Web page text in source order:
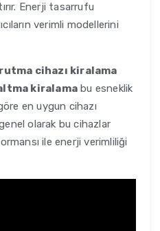
Enerji tasarrufu
verimli modellerini
cihazı kiralama
kiralama bu esneklik
en uygun cihazı
olarak bu cihazlar
ile enerji verimliliği